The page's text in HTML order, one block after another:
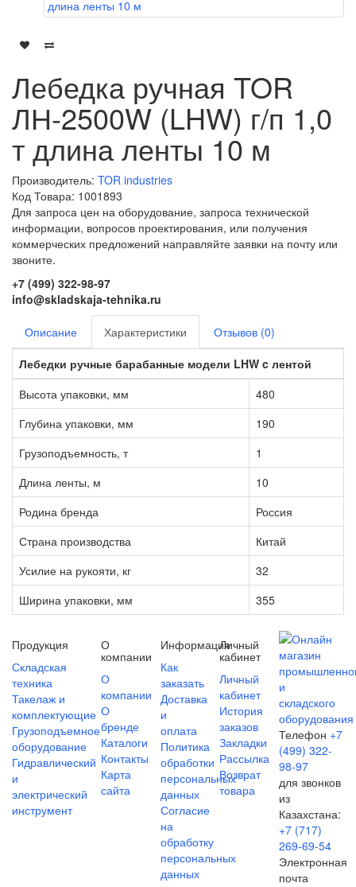
Лебедка ручная TOR
ЛН-2500W (LHW) г/п 1,0
т длина ленты 10 м
Производитель: TOR industries
Код Товара: 1001893
Для запроса цен на оборудование, запроса технической
информации, вопросов проектирования, или получения
коммерческих предложений направляйте заявки на почту или
звоните.
+7 (499) 322-98-97
info@skladskaja-tehnika.ru
Описание Характеристики
Отзывов (0)
Лебедки ручные барабанные модели LHW c лентой
Высота упаковки, мм
480
Глубина упаковки, мм
190
Грузоподъемность, т
1
Длина ленты, м
10
Родина бренда
Россия
Страна производства
Китай
Усилие на рукояти, кг
32
Ширина упаковки, мм
355
Продукция
Складская
техника
Такелаж и
комплектующие
Грузоподъемное
оборудование
Гидравлический
и
электрический
инструмент
О
компании
О
компании
О
бренде
Каталоги
Контакты
Карта
сайта
Информация
Как
заказать
Доставка
и
оплата
Политика
обработки
персональных
данных
Согласие
на
обработку
персональных
данных
Личный
кабинет
Личный
кабинет
История
заказов
Закладки
Рассылка
Возврат
товара
Телефон +7
(499) 322-
98-97
для звонков
из
Казахстана:
+7 (717)
269-69-54
Электронная
почта